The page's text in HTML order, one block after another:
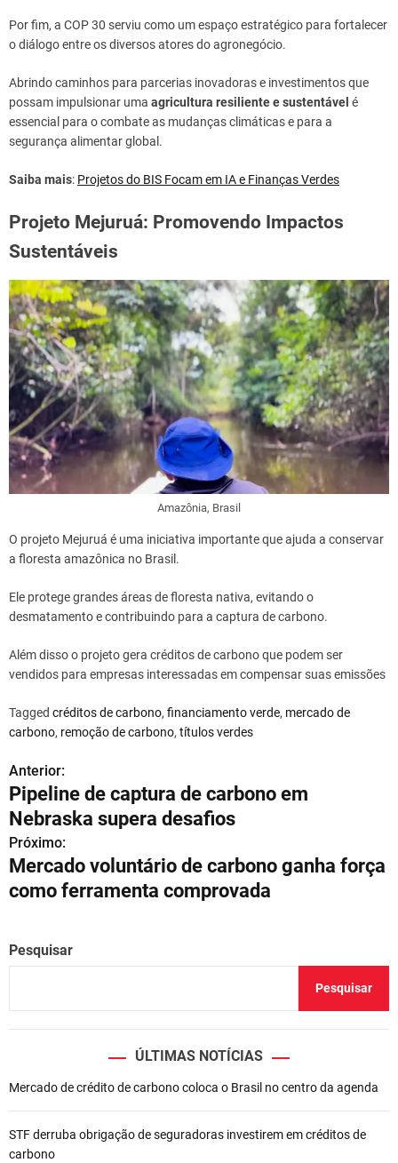
Por fim, a COP 30 serviu como um espaço estratégico para fortalecer
o diálogo entre os diversos atores do agronegócio.
Abrindo caminhos para parcerias inovadoras e investimentos que
possam impulsionar uma agricultura resiliente e sustentável é
essencial para o combate as mudanças climáticas e para a
segurança alimentar global.
Saiba mais: Projetos do BIS Focam em IA e Finanças Verdes
Projeto Mejuruá: Promovendo Impactos
Sustentáveis
Amazônia, Brasil
O projeto Mejuruá é uma iniciativa importante que ajuda a conservar
a floresta amazônica no Brasil.
Ele protege grandes áreas de floresta nativa, evitando o
desmatamento e contribuindo para a captura de carbono.
Além disso o projeto gera créditos de carbono que podem ser
vendidos para empresas interessadas em compensar suas emissões
Tagged créditos de carbono, financiamento verde, mercado de
carbono, remoção de carbono, títulos verdes
N
a
v
e
a
ã
d
e
P
Anterior:
Pipeline de captura de carbono em
Nebraska supera desafios
Próximo:
Mercado voluntário de carbono ganha força
como ferramenta comprovada
Pesquisar
Pesquisar
ÚLTIMAS NOTÍCIAS
Mercado de crédito de carbono coloca o Brasil no centro da agenda
STF derruba obrigação de seguradoras investirem em créditos de
carbono